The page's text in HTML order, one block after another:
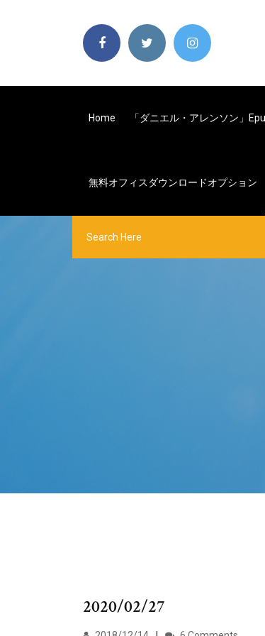
Home 「ダニエル・アレンソン」
無料オフィスダウンロードオプション
2020/02/27